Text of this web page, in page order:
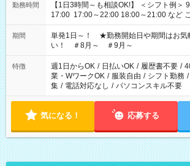
勤務時間
【1日3時間～も相談OK!】 ＜シフト例＞ 9:00～12:00 12:00～
17:00 17:00～22:00 18:00～21:00 など こちら以外の時間帯も
お気軽にご相談ください！
期間
単発1日～！ ★勤務開始日や期間はお気
い！ ＃8月～ ＃9月～
特徴 週1日からOK / 日払いOK / 履歴書不要 /
業・WワークOK / 服装自由 / シフト勤務 /
集 / 電話対応なし / パソコンスキル不要
気になる！ 応募する